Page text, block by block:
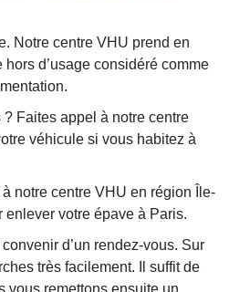
Notre centre VHU prend en
d’usage considéré comme
Faites appel à notre centre
véhicule si vous habitez à
notre centre VHU en région Île-
votre épave à Paris.
d’un rendez-vous. Sur
très facilement. Il suffit de
vous remettons ensuite un